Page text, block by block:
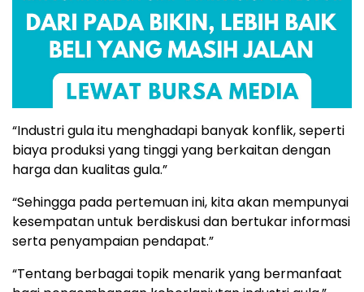
“Industri gula itu menghadapi banyak konflik, seperti
biaya produksi yang tinggi yang berkaitan dengan
harga dan kualitas gula.”
“Sehingga pada pertemuan ini, kita akan mempunyai
kesempatan untuk berdiskusi dan bertukar informasi
serta penyampaian pendapat.”
“Tentang berbagai topik menarik yang bermanfaat